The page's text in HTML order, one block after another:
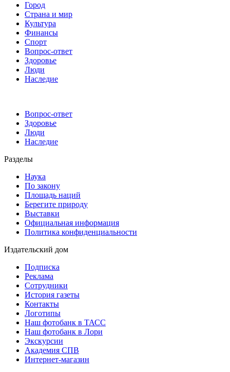
Город
Страна и мир
Культура
Финансы
Спорт
Вопрос-ответ
Здоровье
Люди
Наследие
Вопрос-ответ
Здоровье
Люди
Наследие
Разделы
Наука
По закону
Площадь наций
Берегите природу
Выставки
Официальная информация
Политика конфиденциальности
Издательский дом
Подписка
Реклама
Сотрудники
История газеты
Контакты
Логотипы
Наш фотобанк в ТАСС
Наш фотобанк в Лори
Экскурсии
Академия СПВ
Интернет-магазин